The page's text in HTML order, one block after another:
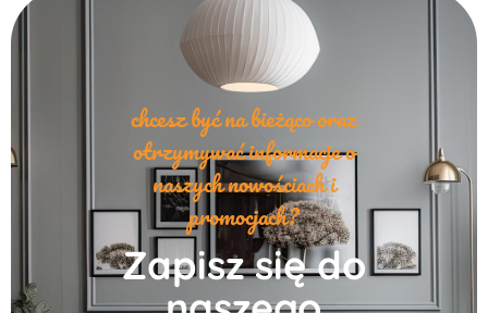
chcesz być na bieżąco oraz
otrzymywać informacje o
naszych nowościach i
promocjach?
Zapisz się do